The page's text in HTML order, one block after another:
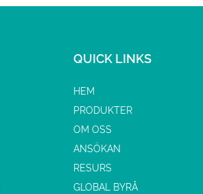
QUICK LINKS
HEM
PRODUKTER
OM OSS
ANSÖKAN
RESURS
GLOBAL BYRÅ